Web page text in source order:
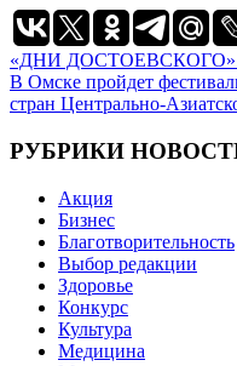
Навигация
по
«ДНИ
В Омске пройдет
стран Центрально-
РУБРИКИ
Акция
Бизнес
Благотворительность
Выбор редакции
Здоровье
Конкурс
Культура
Медицина